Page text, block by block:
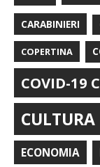
CARABINIERI
COPERTINA
COVID-19
CULTURA
ECONOMIA